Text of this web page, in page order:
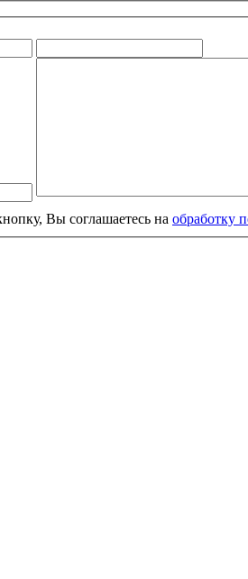
Вы соглашаетесь на обработку